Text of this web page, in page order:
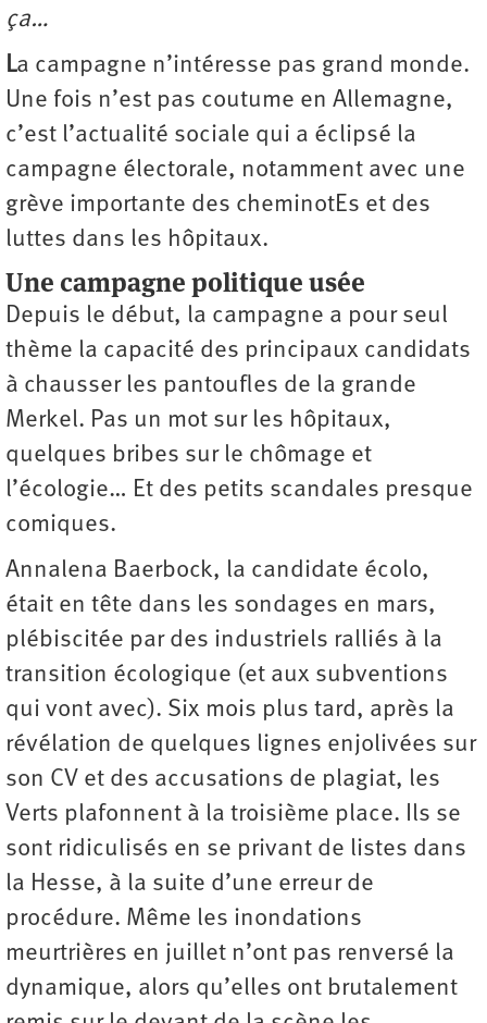
ça…
La campagne n’intéresse pas grand monde.
Une fois n’est pas coutume en Allemagne,
c’est l’actualité sociale qui a éclipsé la
campagne électorale, notamment avec une
grève importante des cheminotEs et des
luttes dans les hôpitaux.
Une campagne politique usée
Depuis le début, la campagne a pour seul
thème la capacité des principaux candidats
à chausser les pantoufles de la grande
Merkel. Pas un mot sur les hôpitaux,
quelques bribes sur le chômage et
l’écologie… Et des petits scandales presque
comiques.
Annalena Baerbock, la candidate écolo,
était en tête dans les sondages en mars,
plébiscitée par des industriels ralliés à la
transition écologique (et aux subventions
qui vont avec). Six mois plus tard, après la
révélation de quelques lignes enjolivées sur
son CV et des accusations de plagiat, les
Verts plafonnent à la troisième place. Ils se
sont ridiculisés en se privant de listes dans
la Hesse, à la suite d’une erreur de
procédure. Même les inondations
meurtrières en juillet n’ont pas renversé la
dynamique, alors qu’elles ont brutalement